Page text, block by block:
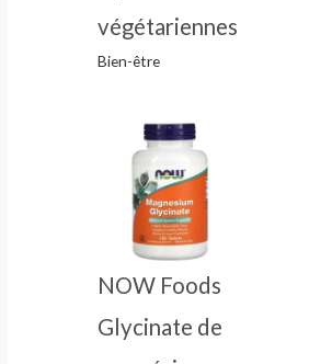
végétariennes
Bien-être
NOW Foods
Glycinate de